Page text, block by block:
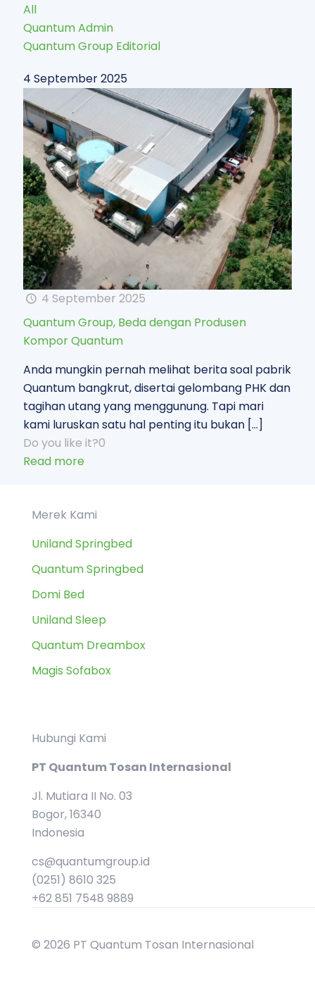
All
Quantum Admin
Quantum Group Editorial
4 September 2025
4 September 2025
Quantum Group, Beda dengan Produsen
Kompor Quantum
Anda mungkin pernah melihat berita soal pabrik
Quantum bangkrut, disertai gelombang PHK dan
tagihan utang yang menggunung. Tapi mari
kami luruskan satu hal penting itu bukan […]
Do you like it?0
Read more
Merek Kami
Uniland Springbed
Quantum Springbed
Domi Bed
Uniland Sleep
Quantum Dreambox
Magis Sofabox
Hubungi Kami
PT Quantum Tosan Internasional
Jl. Mutiara II No. 03
Bogor, 16340
Indonesia
cs@quantumgroup.id
(0251) 8610 325
+62 851 7548 9889
© 2026 PT Quantum Tosan Internasional